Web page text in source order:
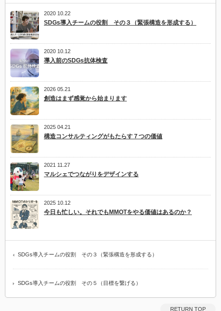
2020 10.22
SDGs導入チームの役割 その３（緊張構造を形成する）
2020 10.12
導入前のSDGs抗体検査
2026 05.21
創造はまず感覚から始まります
2025 04.21
構造コンサルティングがもたらす７つの価値
2021 11.27
マルシェでつながりをデザインする
2025 10.12
今日も忙しい。それでもMMOTをやる価値はあるのか？
SDGs導入チームの役割 その３（緊張構造を形成する）
SDGs導入チームの役割 その５（目標を繋げる）
RETURN TOP